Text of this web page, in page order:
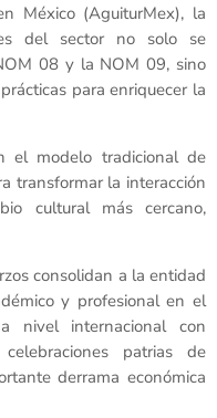
México (AguiturMex), la
del sector no solo se
08 y la NOM 09, sino
para enriquecer la
el modelo tradicional de
transformar la interacción
cultural más cercano,
consolidan a la entidad
y profesional en el
nivel internacional con
patrias de
derrama económica